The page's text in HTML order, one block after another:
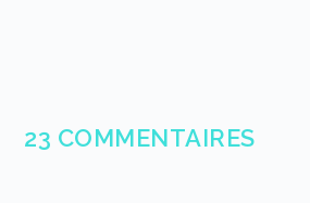
23 COMMENTAIRES